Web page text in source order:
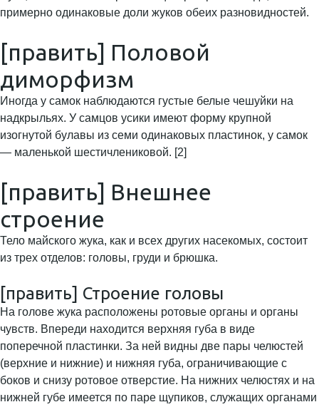
примерно одинаковые доли жуков обеих разновидностей.
[править] Половой
диморфизм
Иногда у самок наблюдаются густые белые чешуйки на
надкрыльях. У самцов усики имеют форму крупной
изогнутой булавы из семи одинаковых пластинок, у самок
— маленькой шестичлениковой. [2]
[править] Внешнее
строение
Тело майского жука, как и всех других насекомых, состоит
из трех отделов: головы, груди и брюшка.
[править] Строение головы
На голове жука расположены ротовые органы и органы
чувств. Впереди находится верхняя губа в виде
поперечной пластинки. За ней видны две пары челюстей
(верхние и нижние) и нижняя губа, ограничивающие с
боков и снизу ротовое отверстие. На нижних челюстях и на
нижней губе имеется по паре щупиков, служащих органами